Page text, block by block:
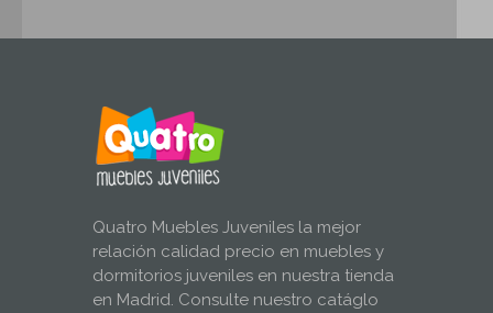
Quatro Muebles Juveniles la mejor
relación calidad precio en muebles y
dormitorios juveniles en nuestra tienda
en Madrid. Consulte nuestro catáglo